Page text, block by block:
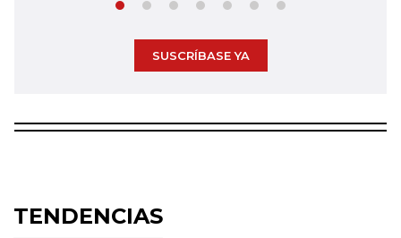
SUSCRÍBASE YA
TENDENCIAS